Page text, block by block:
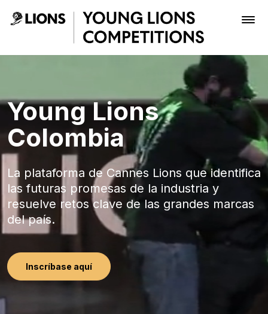
Skip to Main Content
Archivo
Inscribir
Boletería
Inicio - Young Lions
Young Lions
Colombia
La plataforma de Cannes Lions que identifica
las futuras promesas de la industria y
resuelve retos clave de las grandes marcas
del país.
Inscríbase aquí